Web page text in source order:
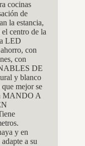
cocinas
de
la estancia,
centro de la
LED
con
con
DE
y blanco
mejor se
MANDO A
y en
a su